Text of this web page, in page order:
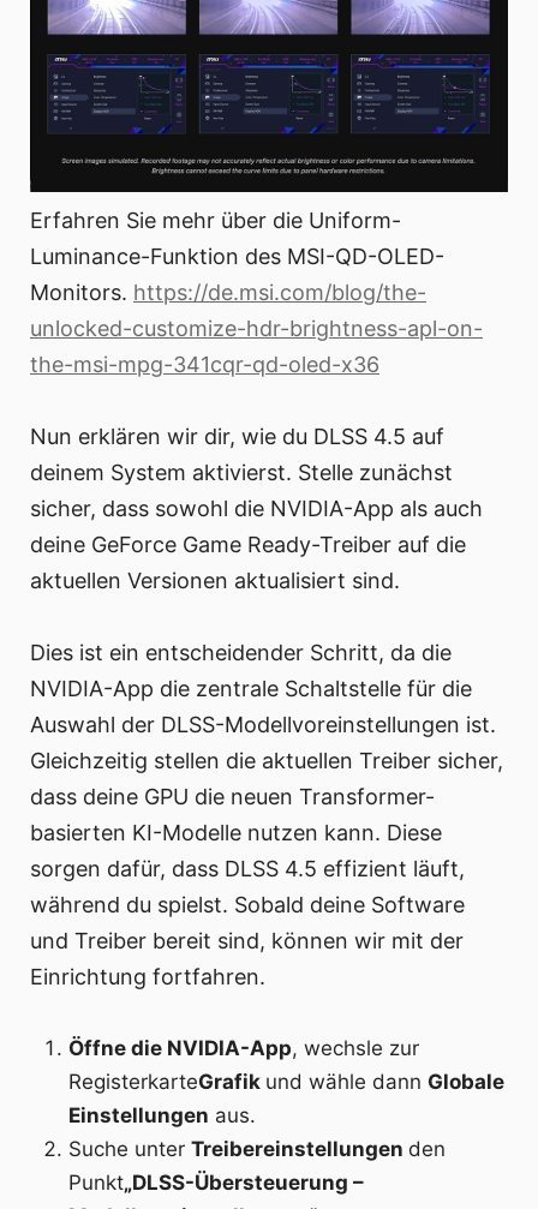
Erfahren Sie mehr über die Uniform-
Luminance-Funktion des MSI-QD-OLED-
Monitors. https://de.msi.com/blog/the-
unlocked-customize-hdr-brightness-apl-on-
the-msi-mpg-341cqr-qd-oled-x36
Nun erklären wir dir, wie du DLSS 4.5 auf
deinem System aktivierst. Stelle zunächst
sicher, dass sowohl die NVIDIA-App als auch
deine GeForce Game Ready-Treiber auf die
aktuellen Versionen aktualisiert sind.
Dies ist ein entscheidender Schritt, da die
NVIDIA-App die zentrale Schaltstelle für die
Auswahl der DLSS-Modellvoreinstellungen ist.
Gleichzeitig stellen die aktuellen Treiber sicher,
dass deine GPU die neuen Transformer-
basierten KI-Modelle nutzen kann. Diese
sorgen dafür, dass DLSS 4.5 effizient läuft,
während du spielst. Sobald deine Software
und Treiber bereit sind, können wir mit der
Einrichtung fortfahren.
Öffne die NVIDIA-App, wechsle zur
RegisterkarteGrafik und wähle dann Globale
Einstellungen aus.
Suche unterTreibereinstellungen den
Punkt„DLSS-Übersteuerung –